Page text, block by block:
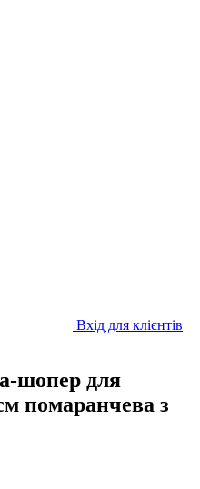
Вхід для клієнтів
шопер для
помаранчева з